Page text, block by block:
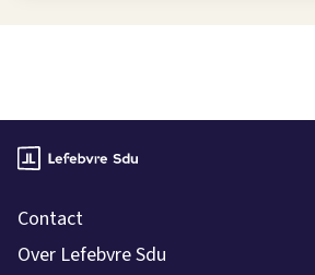
Contact
Over Lefebvre Sdu